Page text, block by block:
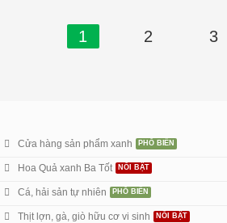
1 2 3
Cửa hàng sản phẩm xanh
Hoa Quả xanh Ba Tốt
Cá, hải sản tự nhiên
Thịt lợn, gà, giò hữu cơ vi sinh